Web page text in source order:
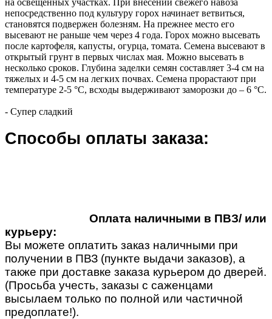
непосредственно под культуру горох начинает ветвиться,
становятся подвержен болезням. На прежнее место его
высевают не раньше чем через 4 года. Горох можно высевать
после картофеля, капусты, огурца, томата. Семена высевают в
открытый грунт в первых числах мая. Можно высевать в
несколько сроков. Глубина заделки семян составляет 3-4 см на
тяжелых и 4-5 см на легких почвах. Семена прорастают при
температуре 2-5 °С, всходы выдерживают заморозки до – 6 °С.
- Супер сладкий
Способы оплаты заказа:
Оплата наличными в ПВЗ/ или
курьеру:
Вы можете оплатить заказ наличными при
получении в ПВЗ (пункте выдачи заказов), а
также при доставке заказа курьером до дверей.
(Просьба учесть, заказы с саженцами
высылаем только по полной или частичной
предоплате!).